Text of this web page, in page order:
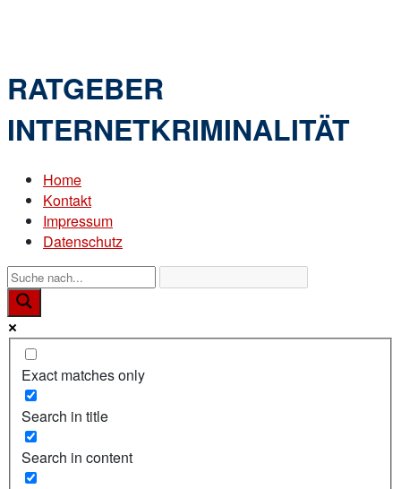
RATGEBER
INTERNETKRIMINALITÄT
Home
Kontakt
Impressum
Datenschutz
Exact matches only
Search in title
Search in content